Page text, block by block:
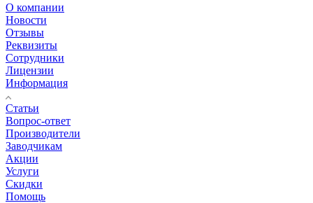
О компании
Новости
Отзывы
Реквизиты
Сотрудники
Лицензии
Информация
Статьи
Вопрос-ответ
Производители
Заводчикам
Акции
Услуги
Скидки
Помощь